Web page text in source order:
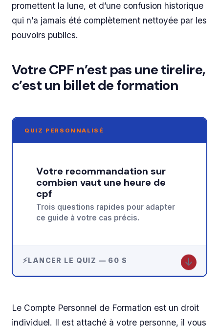
promettent la lune, et d’une confusion historique
qui n’a jamais été complètement nettoyée par les
pouvoirs publics.
Votre CPF n’est pas une tirelire,
c’est un billet de formation
QUIZ PERSONNALISÉ
Votre recommandation sur
combien vaut une heure de
cpf
Trois questions rapides pour adapter
ce guide à votre cas précis.
LANCER LE QUIZ — 60 S ↓
Le Compte Personnel de Formation est un droit
individuel. Il est attaché à votre personne, il vous